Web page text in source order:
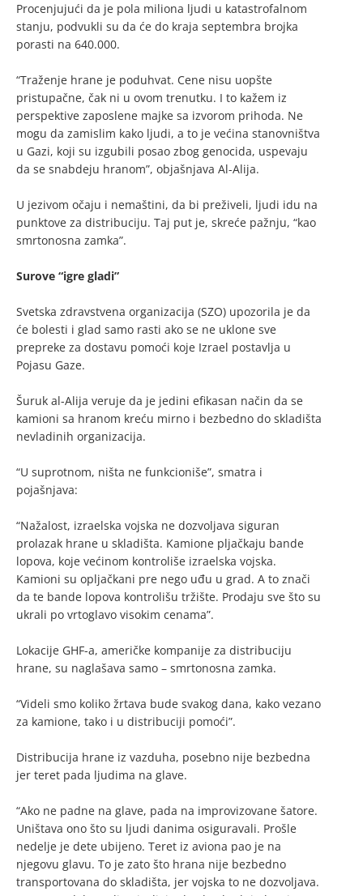
Procenjujući da je pola miliona ljudi u katastrofalnom
stanju, podvukli su da će do kraja septembra brojka
porasti na 640.000.
“Traženje hrane je poduhvat. Cene nisu uopšte
pristupačne, čak ni u ovom trenutku. I to kažem iz
perspektive zaposlene majke sa izvorom prihoda. Ne
mogu da zamislim kako ljudi, a to je većina stanovništva
u Gazi, koji su izgubili posao zbog genocida, uspevaju
da se snabdeju hranom”, objašnjava Al-Alija.
U jezivom očaju i nemaštini, da bi preživeli, ljudi idu na
punktove za distribuciju. Taj put je, skreće pažnju, “kao
smrtonosna zamka”.
Surove “igre gladi”
Svetska zdravstvena organizacija (SZO) upozorila je da
će bolesti i glad samo rasti ako se ne uklone sve
prepreke za dostavu pomoći koje Izrael postavlja u
Pojasu Gaze.
Šuruk al-Alija veruje da je jedini efikasan način da se
kamioni sa hranom kreću mirno i bezbedno do skladišta
nevladinih organizacija.
“U suprotnom, ništa ne funkcioniše”, smatra i
pojašnjava:
“Nažalost, izraelska vojska ne dozvoljava siguran
prolazak hrane u skladišta. Kamione pljačkaju bande
lopova, koje većinom kontroliše izraelska vojska.
Kamioni su opljačkani pre nego uđu u grad. A to znači
da te bande lopova kontrolišu tržište. Prodaju sve što su
ukrali po vrtoglavo visokim cenama”.
Lokacije GHF-a, američke kompanije za distribuciju
hrane, su naglašava samo – smrtonosna zamka.
“Videli smo koliko žrtava bude svakog dana, kako vezano
za kamione, tako i u distribuciji pomoći”.
Distribucija hrane iz vazduha, posebno nije bezbedna
jer teret pada ljudima na glave.
“Ako ne padne na glave, pada na improvizovane šatore.
Uništava ono što su ljudi danima osiguravali. Prošle
nedelje je dete ubijeno. Teret iz aviona pao je na
njegovu glavu. To je zato što hrana nije bezbedno
transportovana do skladišta, jer vojska to ne dozvoljava.